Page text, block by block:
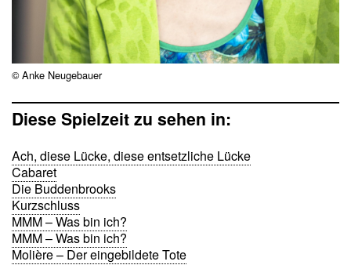
© Anke Neugebauer
Diese Spielzeit zu sehen in:
Ach, diese Lücke, diese entsetzliche Lücke
Cabaret
Die Buddenbrooks
Kurzschluss
MMM – Was bin ich?
MMM – Was bin ich?
Molière – Der eingebildete Tote